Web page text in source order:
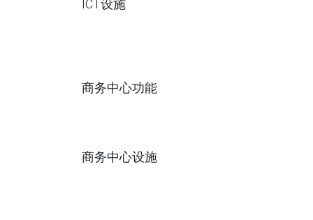
ICT设施
商务中心功能
商务中心设施